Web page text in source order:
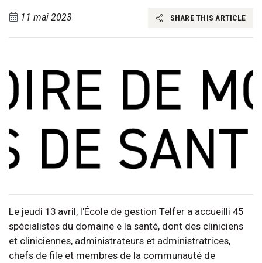
11 mai 2023 SHARE THIS ARTICLE
Le jeudi 13 avril, l'École de gestion Telfer a accueilli 45
spécialistes du domaine e la santé, dont des cliniciens
et cliniciennes, administrateurs et administratrices,
chefs de file et membres de la communauté de